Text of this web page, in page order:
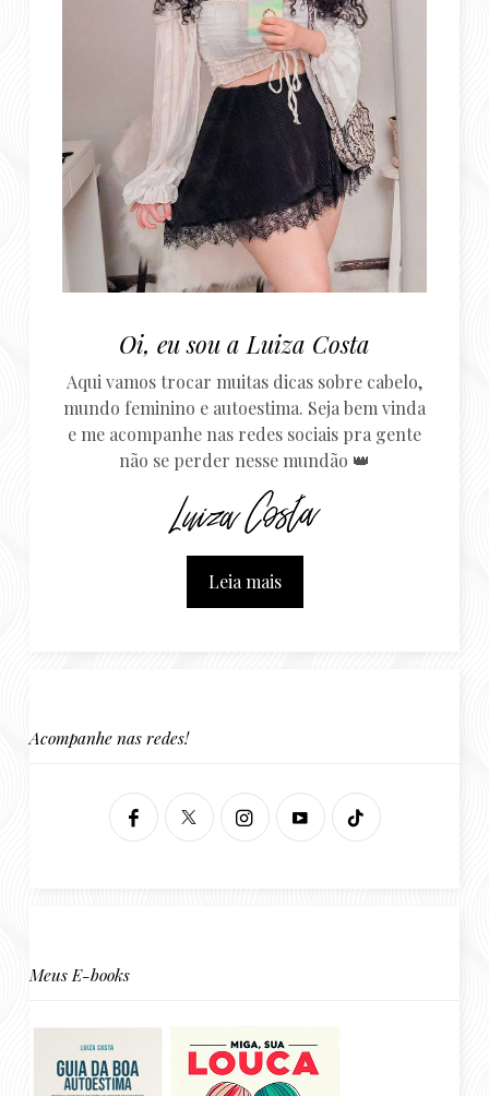
Oi, eu sou a Luiza Costa
Aqui vamos trocar muitas dicas sobre cabelo,
mundo feminino e autoestima. Seja bem vinda
e me acompanhe nas redes sociais pra gente
não se perder nesse mundão 👑
Leia mais
Acompanhe nas redes!
Meus E-books